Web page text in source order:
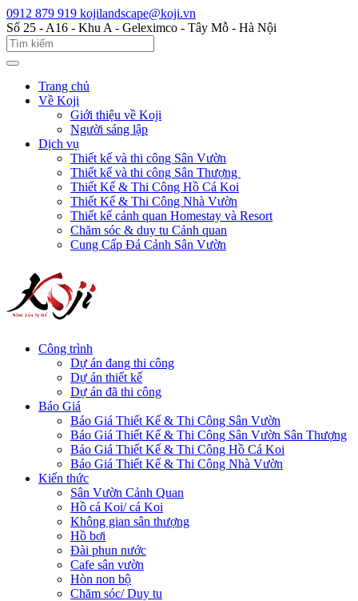
0912 879 919 kojilandscape@koji.vn
Số 25 - A16 - Khu A - Geleximco - Tây Mỗ - Hà Nội
Trang chủ
Về Koji
Giới thiệu về Koji
Người sáng lập
Dịch vụ
Thiết kế và thi công Sân Vườn
Thiết kế và thi công Sân Thượng
Thiết Kế & Thi Công Hồ Cá Koi
Thiết Kế & Thi Công Nhà Vườn
Thiết kế cảnh quan Homestay và Resort
Chăm sóc & duy tu Cảnh quan
Cung Cấp Đá Cảnh Sân Vườn
Công trình
Dự án đang thi công
Dự án thiết kế
Dự án đã thi công
Báo Giá
Báo Giá Thiết Kế & Thi Công Sân Vườn
Báo Giá Thiết Kế & Thi Công Sân Vườn Sân Thượng
Báo Giá Thiết Kế & Thi Công Hồ Cá Koi
Báo Giá Thiết Kế & Thi Công Nhà Vườn
Kiến thức
Sân Vườn Cảnh Quan
Hồ cá Koi/ cá Koi
Không gian sân thượng
Hồ bơi
Đài phun nước
Cafe sân vườn
Hòn non bộ
Chăm sóc/ Duy tu